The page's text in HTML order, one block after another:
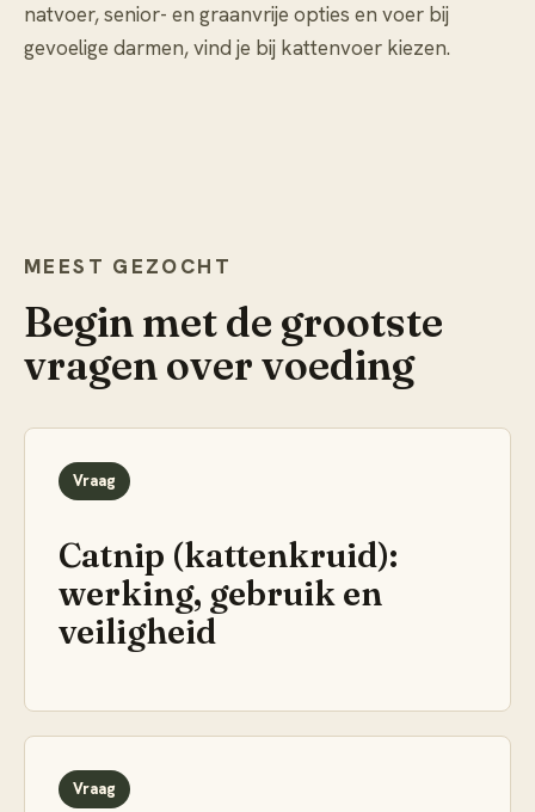
natvoer, senior- en graanvrije opties en voer bij
gevoelige darmen, vind je bij kattenvoer kiezen.
MEEST GEZOCHT
Begin met de grootste
vragen overvoeding
Vraag
Catnip (kattenkruid):
werking, gebruik en
veiligheid
Vraag